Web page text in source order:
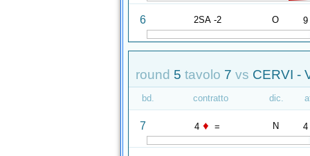
6 2SA -2 O 9
round 5 tavolo 7 vs CERVI -
bd. contratto dic.
7 4 ♦ = N 4